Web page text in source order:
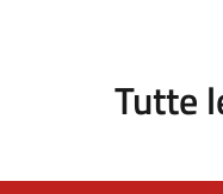
Tutte